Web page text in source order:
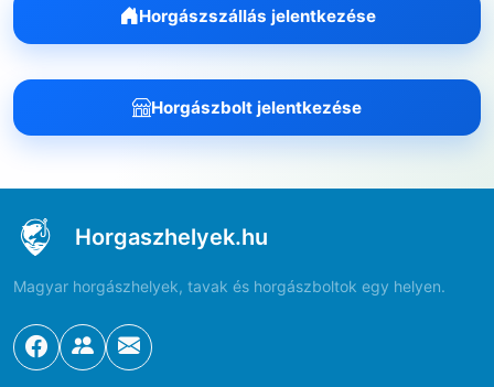
Horgászszállás jelentkezése
Horgászbolt jelentkezése
Horgaszhelyek.hu
Magyar horgászhelyek, tavak és horgászboltok egy helyen.